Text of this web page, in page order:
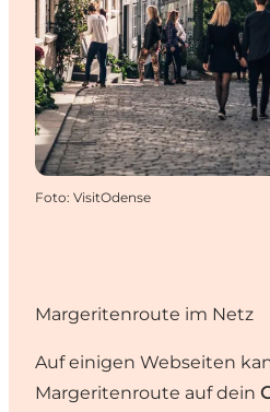
Foto: VisitOdense
Margeritenroute im Netz
Auf einigen Webseiten
Margeritenroute auf dein